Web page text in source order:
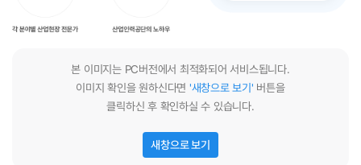
통합접수
능력개발전담 주치의
본 이미지는 PC버전에서 최적화되어 서비스됩니다.
이미지 확인을 원하신다면 '새창으로 보기' 버튼을
클릭하신 후 확인하실 수 있습니다.
새창으로 보기